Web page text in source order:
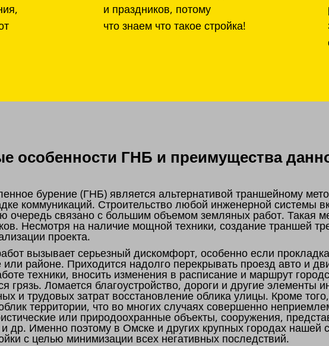
и праздников, потому
что знаем что такое стройка!
особенности ГНБ и преимущества
бурение (ГНБ) является альтернативой траншейному
коммуникаций. Строительство любой инженерной системы
очередь связано с большим объемом земляных работ. Такая
Несмотря на наличие мощной техники, создание траншей
проекта.
вызывает серьезный дискомфорт, особенно если
или районе. Приходится надолго перекрывать проезд авто и
техники, вносить изменения в расписание и маршрут
грязь. Ломается благоустройство, дороги и другие элементы
и трудовых затрат восстановление облика улицы. Кроме
территории, что во многих случаях совершенно
или природоохранные объекты, сооружения,
др. Именно поэтому в Омске и других крупных городах нашей
с целью минимизации всех негативных последствий.